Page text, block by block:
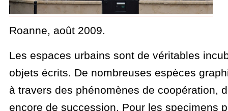
Roanne, août 2009.
Les espaces urbains sont de véritables
objets écrits. De nombreuses espèces
à travers des phénomènes de coopération,
encore de succession. Pour les specimens